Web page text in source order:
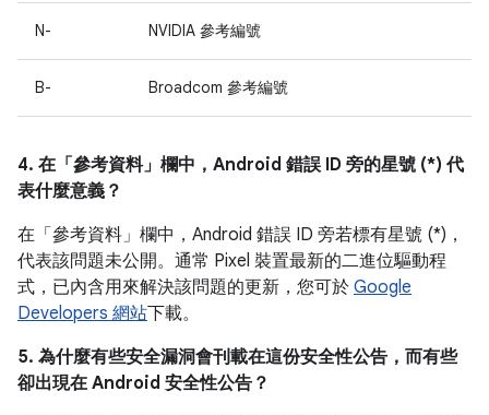
N- NVIDIA 參考編號
B- Broadcom 參考編號
4. 在「參考資料」 欄中，Android 錯誤 ID 旁的星號 (*) 代
表什麼意義？
在「參考資料」 欄中，Android 錯誤 ID 旁若標有星號 (*)，
代表該問題未公開。通常 Pixel 裝置最新的二進位驅動程
式，已內含用來解決該問題的更新，您可於 Google
Developers 網站下載。
5. 為什麼有些安全漏洞會刊載在這份安全性公告，而有些
卻出現在 Android 安全性公告？